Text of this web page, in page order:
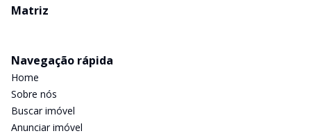
Matriz
Navegação rápida
Home
Sobre nós
Buscar imóvel
Anunciar imóvel